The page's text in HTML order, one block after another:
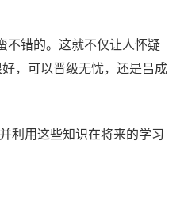
不错的。这就不仅让人怀疑
，可以晋级无忧，还是吕成
利用这些知识在将来的学习